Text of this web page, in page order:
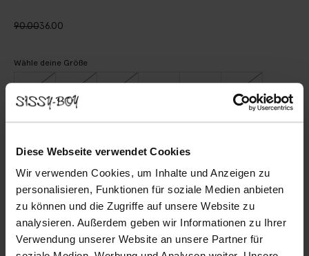
Diese Webseite verwendet Cookies
Wir verwenden Cookies, um Inhalte und Anzeigen zu
personalisieren, Funktionen für soziale Medien anbieten
zu können und die Zugriffe auf unsere Website zu
analysieren. Außerdem geben wir Informationen zu Ihrer
Verwendung unserer Website an unsere Partner für
90.0036.00
Wähle deine Größe
Schnelle Lieferung
Rechnungskauf möglich
BESCHREIBUNG